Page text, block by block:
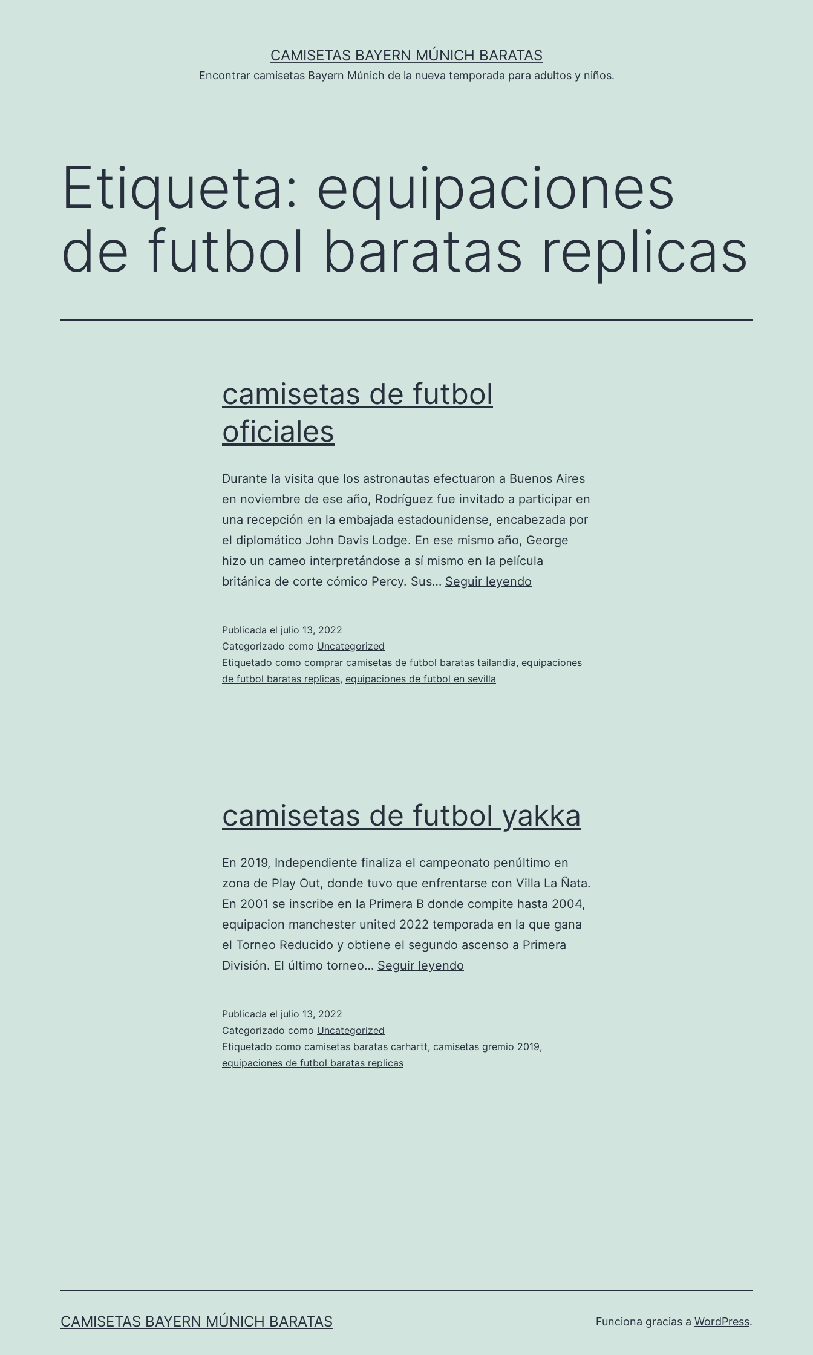
CAMISETAS BAYERN MÚNICH BARATAS
Encontrar camisetas Bayern Múnich de la nueva temporada para adultos y niños.
Etiqueta: equipaciones
de futbol baratas replicas
camisetas de futbol
oficiales
Durante la visita que los astronautas efectuaron a Buenos Aires
en noviembre de ese año, Rodríguez fue invitado a participar en
una recepción en la embajada estadounidense, encabezada por
el diplomático John Davis Lodge. En ese mismo año, George
hizo un cameo interpretándose a sí mismo en la película
británica de corte cómico Percy. Sus… Seguir leyendo
Publicada el julio 13, 2022
Categorizado como Uncategorized
Etiquetado como comprar camisetas de futbol baratas tailandia, equipaciones
de futbol baratas replicas, equipaciones de futbol en sevilla
camisetas de futbol yakka
En 2019, Independiente finaliza el campeonato penúltimo en
zona de Play Out, donde tuvo que enfrentarse con Villa La Ñata.
En 2001 se inscribe en la Primera B donde compite hasta 2004,
equipacion manchester united 2022 temporada en la que gana
el Torneo Reducido y obtiene el segundo ascenso a Primera
División. El último torneo… Seguir leyendo
Publicada el julio 13, 2022
Categorizado como Uncategorized
Etiquetado como camisetas baratas carhartt, camisetas gremio 2019,
equipaciones de futbol baratas replicas
CAMISETAS BAYERN MÚNICH BARATAS Funciona gracias a WordPress.